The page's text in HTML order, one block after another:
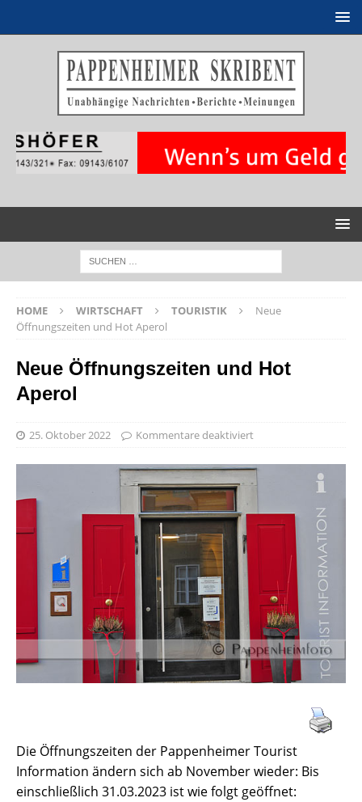
HOME WIRTSCHAFT TOURISTIK
Neue
Öffnungszeiten und Hot Aperol
Neue Öffnungszeiten und Hot
Aperol
25. Oktober 2022 Kommentare deaktiviert
Die Öffnungszeiten der Pappenheimer Tourist
Information ändern sich ab November wieder: Bis
einschließlich 31.03.2023 ist wie folgt geöffnet: